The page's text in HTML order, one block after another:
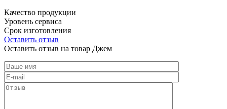
Качество продукции
Уровень сервиса
Срок изготовления
Оставить отзыв
Оставить отзыв на товар Джем